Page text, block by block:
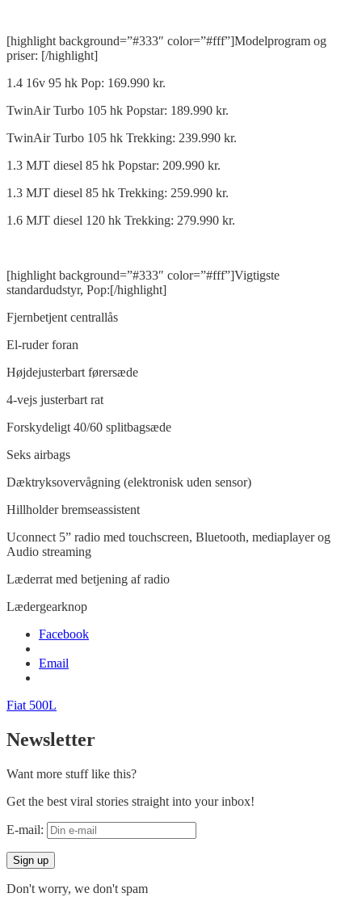
[highlight background=”#333″ color=”#fff”]Modelprogram og
priser: [/highlight]
1.4 16v 95 hk Pop: 169.990 kr.
TwinAir Turbo 105 hk Popstar: 189.990 kr.
TwinAir Turbo 105 hk Trekking: 239.990 kr.
1.3 MJT diesel 85 hk Popstar: 209.990 kr.
1.3 MJT diesel 85 hk Trekking: 259.990 kr.
1.6 MJT diesel 120 hk Trekking: 279.990 kr.
[highlight background=”#333″ color=”#fff”]Vigtigste
standardudstyr, Pop:[/highlight]
Fjernbetjent centrallås
El-ruder foran
Højdejusterbart førersæde
4-vejs justerbart rat
Forskydeligt 40/60 splitbagsæde
Seks airbags
Dæktryksovervågning (elektronisk uden sensor)
Hillholder bremseassistent
Uconnect 5” radio med touchscreen, Bluetooth, mediaplayer og
Audio streaming
Læderrat med betjening af radio
Lædergearknop
Facebook
Email
Fiat 500L
Newsletter
Want more stuff like this?
Get the best viral stories straight into your inbox!
E-mail:
Don't worry, we don't spam